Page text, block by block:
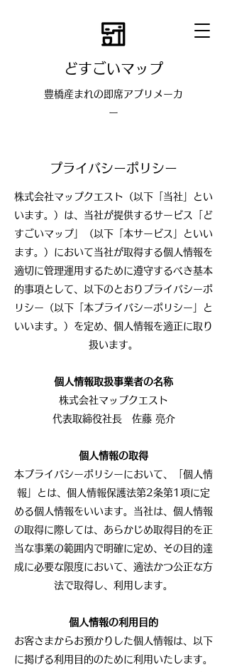
どすごいマップ
豊橋産まれの即席アプリメーカ
ー
プライバシーポリシー
株式会社マップクエスト（以下「当社」とい
います。）は、当社が提供するサービス「ど
すごいマップ」（以下「本サービス」といい
ます。）において当社が取得する個人情報を
適切に管理運用するために遵守するべき基本
的事項として、以下のとおりプライバシーポ
リシー（以下「本プライバシーポリシー」と
いいます。）を定め、個人情報を適正に取り
扱います。
個人情報取扱事業者の名称
株式会社マップクエスト
代表取締役社長 佐藤 亮介
個人情報の取得
本プライバシーポリシーにおいて、「個人情
報」とは、個人情報保護法第2条第1項に定
める個人情報をいいます。当社は、個人情報
の取得に際しては、あらかじめ取得目的を正
当な事業の範囲内で明確に定め、その目的達
成に必要な限度において、適法かつ公正な方
法で取得し、利用します。
個人情報の利用目的
お客さまからお預かりした個人情報は、以下
に掲げる利用目的のために利用いたします。